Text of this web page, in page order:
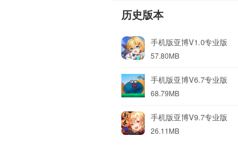
历史版本
手机版亚博V1.0专业版
57.80MB
手机版亚博V6.7专业版
68.79MB
手机版亚博V9.7专业版
26.11MB